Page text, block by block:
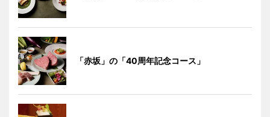
「赤坂」の「40周年記念コース」